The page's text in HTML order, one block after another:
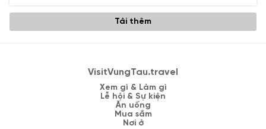
Tải thêm
VisitVungTau.travel
Xem gì & Làm gì
Lễ hội & Sự kiện
Ăn uống
Mua sắm
Nơi ở